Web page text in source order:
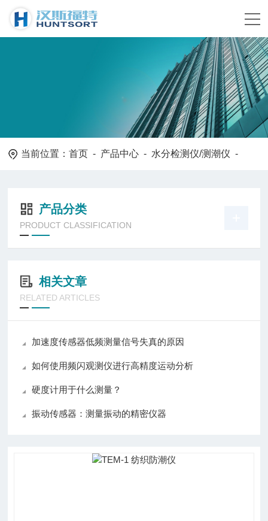
当前位置：首页 - 产品中心 - 水分检测仪/测潮仪 -
产品分类
PRODUCT CLASSIFICATION
相关文章
RELATED ARTICLES
加速度传感器低频测量信号失真的原因
如何使用频闪观测仪进行高精度运动分析
硬度计用于什么测量？
振动传感器：测量振动的精密仪器